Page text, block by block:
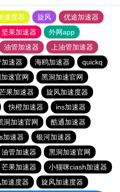
速度器 旋风
优途加速器
坚果加速器
外网app
油管加速器
上油管加速器
速器 海鸥加速器
quickq
速官网
黑洞加速官网
果加速器
旋风加速度器
快橙加速器
ins加速器
洞加速官网
酷通加速器
加速器
银河加速器
油管加速器
黑洞加速官网
芒果加速器
小猫咪ciash加速器
速度器 旋风加速度器